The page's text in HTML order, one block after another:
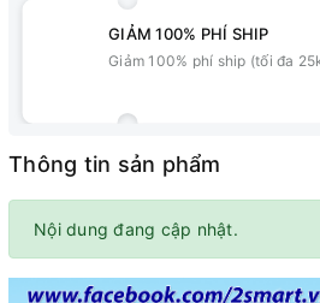
GIẢM 100% PHÍ SHIP
Giảm 100% phí ship (tối đa
Thông tin sản phẩm
Nội dung đang cập nhật.